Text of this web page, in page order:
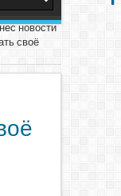
новости
своё